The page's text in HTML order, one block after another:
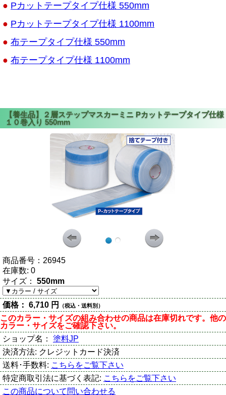
● Pカットテープタイプ仕様 550mm
● Pカットテープタイプ仕様 1100mm
● 布テープタイプ仕様 550mm
● 布テープタイプ仕様 1100mm
商品番号： 26945
在庫数: 0
サイズ： 550mm
価格： 6,710 円 （税込・送料別）
このカラー・サイズの組み合わせの商品は在庫切れです。他の
カラー・サイズをご確認下さい。
ショップ名： 塗料JP
決済方法: クレジットカード決済
送料･手数料: こちらをご覧下さい
特定商取引法に基づく表記: こちらをご覧下さい
この商品について問い合わせる